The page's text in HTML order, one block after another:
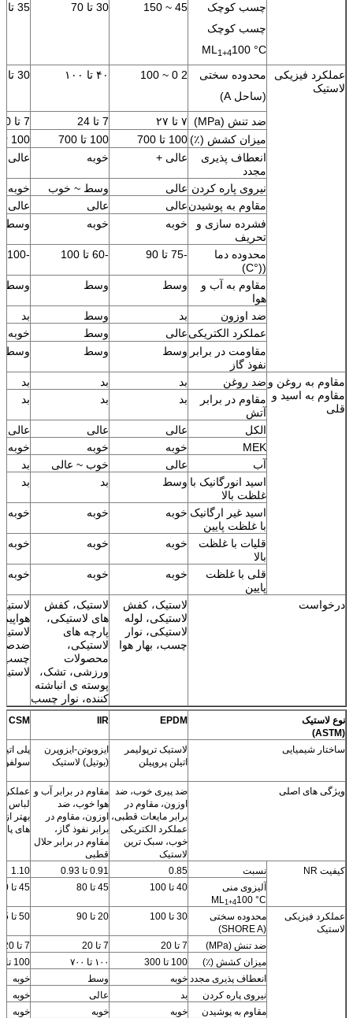
چسب کوچک
چسب کوچک
ML 1+4100 °C
45 ~ 150 30 تا 70 35 تا 55
عملکرد فیزیکی
لاستیک
محدوده سختی
(ساحل A)
2 0 ~ 100 ۴۰ تا ۱۰۰ 30 تا 100
ضد تنش (MPa) ۷ تا ۲۷ 7 تا 24
7 تا 20
میزان کشش (٪)100 تا 700 100 تا 700
100 تا 700
انعطاف پذیری
مجدد
عالی + خوبه عالی
نیروی پاره کردن عالی وسط ~ خوب
خوبه
مقاوم به پوشیدنعالی عالی
عالی
فشرده سازی و
تحریف
خوبه خوبه وسط
محدوده دما
((°C)
-75 تا 90 -60 تا 100 -100~100
مقاوم به آب و
هوا
وسط وسط وسط
ضد اوزون بد وسط
بد
عملکرد الکتریکیعالی وسط
خوبه
مقاومت در برابر
نفوذ گاز
وسط وسط وسط
مقاوم به روغن و
مقاوم به اسید و
قلی
ضد روغن بد بد
بد
مقاوم در برابر
آتش
بد بد بد
الکل عالی عالی
عالی
MEK
خوبه خوبه
خوبه
آب
عالی خوب ~ عالی
بد
اسید انورگانیک با
غلظت بالا
وسط بد بد
اسید غیر ارگانیک
با غلظت پایین
خوبه خوبه خوبه
قلیات با غلظت
بالا
خوبه خوبه خوبه
قلی با غلظت
پایین
خوبه خوبه خوبه
درخواست
لاستیک، کفش
لاستیکی، لوله
لاستیکی، نوار
چسب، بهار هوا
لاستیک، کفش
های لاستیکی،
پارچه های
لاستیکی،
محصولات
ورزشی، تشک،
پوسته ی انباشته
کننده، نوار چسب
چسب،
نوع لاستیک
(ASTM)
EPDM
IIR
CSM
ساختار شیمیایی
لاستیک ترپولیمر
اتیلن پروپیلن
ایزوبوتن-ایزوپرن
(بوتیل) لاستیک
پلی
ویژگی های اصلی
ضد پیری خوب، ضد
اوزون، مقاوم در
برابر مایعات قطبی،
عملکرد الکتریکی
خوب، سبک ترین
لاستیک
مقاوم در برابر آب و
هوا خوب، ضد
اوزون، مقاوم در
برابر نفوذ گاز،
مقاوم در برابر حلال
قطبی
عملکرد
لباس
های
کیفیت NR نسبت 0.85 0.91 تا 0.93
1.10
آلیزوی منی
ML1+4100 °C
40 تا 100 45 تا 80 45 تا 60
عملکرد فیزیکی
لاستیک
محدوده سختی
(SHORE A)
30 تا 100 20 تا 90 50 تا 95
ضد تنش (MPa) 7 تا 20 7 تا 20
7 تا 20
میزان کشش (٪)
100 تا 300 ۱۰۰ تا ۷۰۰
100 تا 500
انعطاف پذیری مجدد خوبه وسط
خوبه
نیروی پاره کردن
بد عالی
خوبه
مقاوم به پوشیدن
خوبه خوبه
خوبه